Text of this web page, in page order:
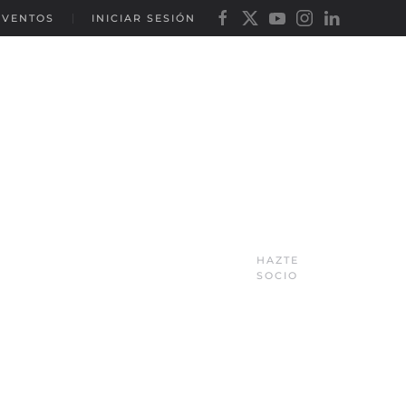
INICIAR SESIÓN
HAZTE
SOCIO